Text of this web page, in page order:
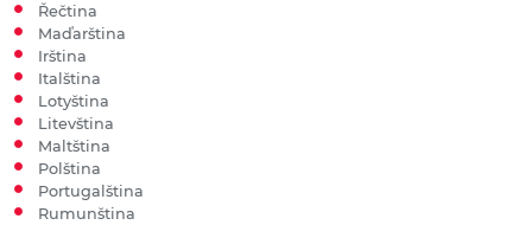
Řečtina
Maďarština
Irština
Italština
Lotyština
Litevština
Maltština
Polština
Portugalština
Rumunština